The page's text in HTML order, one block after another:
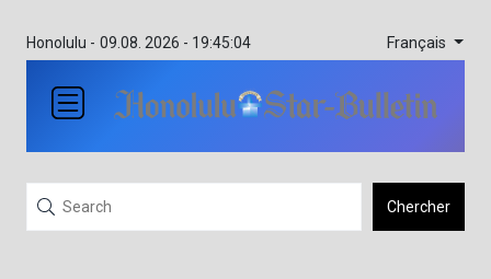
Honolulu - 09.08. 2026 - 19:45:04 Français
Chercher